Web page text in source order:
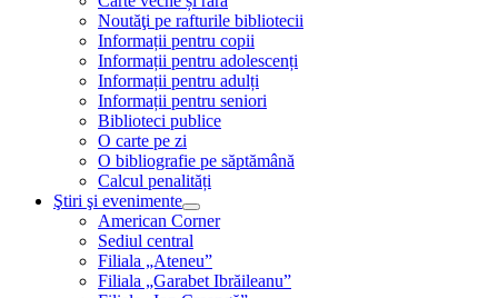
Noutăţi pe rafturile bibliotecii
Informații pentru copii
Informații pentru adolescenți
Informații pentru adulți
Informații pentru seniori
Biblioteci publice
O carte pe zi
O bibliografie pe săptămână
Calcul penalități
Ştiri şi evenimente
American Corner
Sediul central
Filiala „Ateneu”
Filiala „Garabet Ibrăileanu”